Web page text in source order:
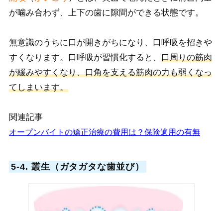
が噛み合わず、上下の歯に隙間ができる状態です。
無意識のうちに口が開きがちになり、口呼吸を招きや
すくなります。 口呼吸が習慣化すると、 口周りの筋肉
が緩みやすくなり、口角を支える筋肉の力も弱くなっ
てしまいます。
関連記事
オープンバイトの矯正治療の費用は？保険適用の有無
5-4. 叢生（ガタガタな歯並び）